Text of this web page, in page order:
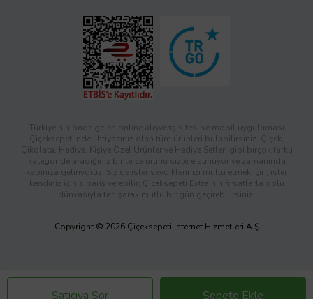
Satıcıya Sor Sepete Ekle
Türkiye’nin önde gelen online alışveriş sitesi ve mobil uygulaması
Çiçeksepeti’nde, ihtiyacınız olan tüm ürünleri bulabilirsiniz. Çiçek,
Çikolata, Hediye, Kişiye Özel Ürünler ve Hediye Setleri gibi birçok farklı
kategoride aradığınız binlerce ürünü sizlere sunuyor ve zamanında
kapınıza getiriyoruz! Siz de ister sevdiklerinizi mutlu etmek için, ister
kendiniz için sipariş verebilir; Çiçeksepeti Extra’nın fırsatlarla dolu
dünyasıyla tanışarak mutlu bir gün geçirebilirsiniz.
Copyright © 2026 Çiçeksepeti İnternet Hizmetleri A.Ş